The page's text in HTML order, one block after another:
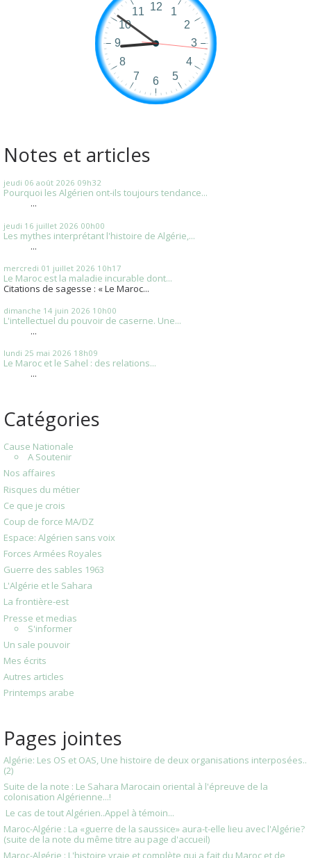
Notes et articles
jeudi 06 août 2026 09h32
Pourquoi les Algérien ont-ils toujours tendance...
...
jeudi 16 juillet 2026 00h00
Les mythes interprétant l'histoire de Algérie,...
...
mercredi 01 juillet 2026 10h17
Le Maroc est la maladie incurable dont...
Citations de sagesse : « Le Maroc...
dimanche 14 juin 2026 10h00
L'intellectuel du pouvoir de caserne. Une...
...
lundi 25 mai 2026 18h09
Le Maroc et le Sahel : des relations...
...
Catégories
Cause Nationale
A Soutenir
Nos affaires
Risques du métier
Ce que je crois
Coup de force MA/DZ
Espace: Algérien sans voix
Forces Armées Royales
Guerre des sables 1963
L'Algérie et le Sahara
La frontière-est
Presse et medias
S'informer
Un sale pouvoir
Mes écrits
Autres articles
Printemps arabe
Pages jointes
Algérie: Les OS et OAS, Une histoire de deux organisations interposées..
(2)
Suite de la note : Le Sahara Marocain oriental à l'épreuve de la
colonisation Algérienne...!
Le cas de tout Algérien..Appel à témoin...
Maroc-Algérie : La «guerre de la saussice» aura-t-elle lieu avec l'Algérie?
(suite de la note du même titre au page d'accueil)
Maroc-Algérie : L'histoire vraie et complète qui a fait du Maroc et de